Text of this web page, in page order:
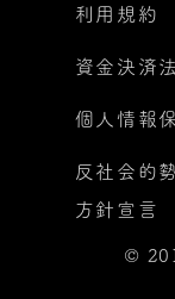
©
利用規約
資金決済
個人情報
反社会的
方針宣言